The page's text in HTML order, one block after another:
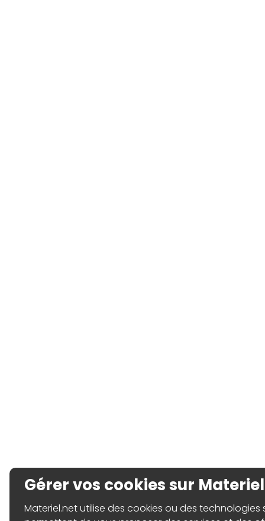
Gérer vos cookies sur
Materiel.net utilise des cookies ou des technologies